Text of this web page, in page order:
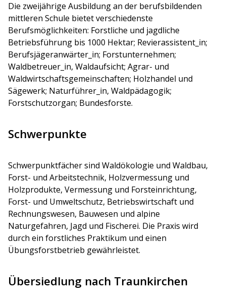
Die zweijährige Ausbildung an der berufsbildenden
mittleren Schule bietet verschiedenste
Berufsmöglichkeiten: Forstliche und jagdliche
Betriebsführung bis 1000 Hektar; Revierassistent_in;
Berufsjägeranwärter_in; Forstunternehmen;
Waldbetreuer_in, Waldaufsicht; Agrar- und
Waldwirtschaftsgemeinschaften; Holzhandel und
Sägewerk; Naturführer_in, Waldpädagogik;
Forstschutzorgan; Bundesforste.
Schwerpunkte
Schwerpunktfächer sind Waldökologie und Waldbau,
Forst- und Arbeitstechnik, Holzvermessung und
Holzprodukte, Vermessung und Forsteinrichtung,
Forst- und Umweltschutz, Betriebswirtschaft und
Rechnungswesen, Bauwesen und alpine
Naturgefahren, Jagd und Fischerei. Die Praxis wird
durch ein forstliches Praktikum und einen
Übungsforstbetrieb gewährleistet.
Übersiedlung nach Traunkirchen